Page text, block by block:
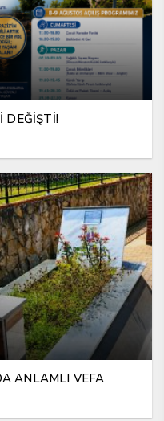
DEĞİŞTİ!
ANLAMLI VEFA